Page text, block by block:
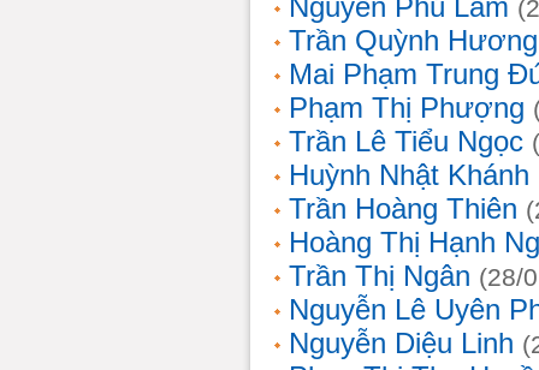
Nguyễn Phú Lâm
Trần Quỳnh Hương
Mai Phạm Trung
Phạm Thị Phượng
Trần Lê Tiểu Ngọc
Huỳnh Nhật Khánh
Trần Hoàng Thiên
Hoàng Thị Hạnh
Trần Thị Ngân (28/
Nguyễn Lê Uyên
Nguyễn Diệu Linh